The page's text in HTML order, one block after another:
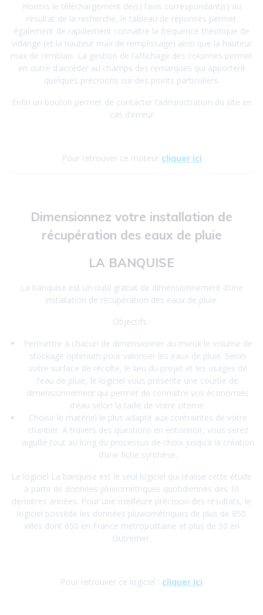
Hormis le téléchargement de(s) l’avis correspondant(s) au
résultat de la recherche, le tableau de réponses permet
également de rapidement connaître la fréquence théorique de
vidange (et la hauteur max de remplissage) ainsi que la hauteur
max de remblais. La gestion de l’affichage des colonnes permet
en outre d’accéder au champs des remarques qui apportent
quelques précisions sur des points particuliers.
Enfin un bouton permet de contacter l’administration du site en
cas d’erreur
Pour retrouver ce moteur cliquer ici
Dimensionnez votre installation de
récupération des eaux de pluie
LA BANQUISE
La banquise est un outil gratuit de dimensionnement d’une
installation de récupération des eaux de pluie.
Objectifs :
Permettre à chacun de dimensionner au mieux le volume de
stockage optimum pour valoriser les eaux de pluie. Selon
votre surface de récolte, le lieu du projet et les usages de
l’eau de pluie, le logiciel vous présente une courbe de
dimensionnement qui permet de connaître vos économies
d’eau selon la taille de votre citerne.
Choisir le matériel le plus adapté aux contraintes de votre
chantier. A travers des questions en entonnoir, vous serez
aiguillé tout au long du processus de choix jusqu’à la création
d’une fiche synthèse.
Le logiciel La banquise est le seul logiciel qui réalise cette étude
à partir de données pluviométriques quotidiennes des 10
dernières années. Pour une meilleure précision des résultats, le
logiciel possède les données pluviométriques de plus de 850
villes dont 650 en France métropolitaine et plus de 50 en
Outremer.
Pour retrouver ce logiciel : cliquer ici